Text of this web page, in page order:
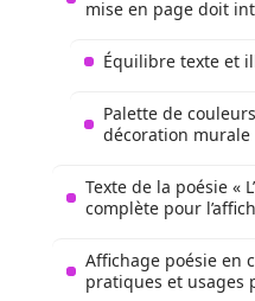
mise en page doit
Équilibre texte et
Palette de
décoration murale
Texte de la poésie «
complète pour
Affichage poésie en
pratiques et usages